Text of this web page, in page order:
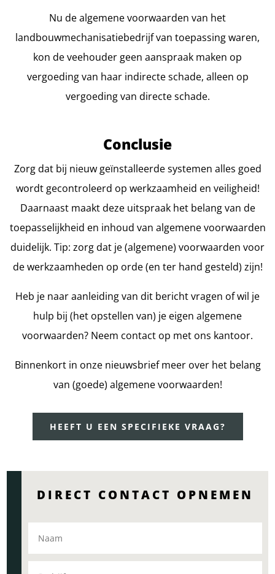
Nu de algemene voorwaarden van het
landbouwmechanisatiebedrijf van toepassing waren,
kon de veehouder geen aanspraak maken op
vergoeding van haar indirecte schade, alleen op
vergoeding van directe schade.
Conclusie
Zorg dat bij nieuw geïnstalleerde systemen alles goed
wordt gecontroleerd op werkzaamheid en veiligheid!
Daarnaast maakt deze uitspraak het belang van de
toepasselijkheid en inhoud van algemene voorwaarden
duidelijk. Tip: zorg dat je (algemene) voorwaarden voor
de werkzaamheden op orde (en ter hand gesteld) zijn!
Heb je naar aanleiding van dit bericht vragen of wil je
hulp bij (het opstellen van) je eigen algemene
voorwaarden? Neem contact op met ons kantoor.
Binnenkort in onze nieuwsbrief meer over het belang
van (goede) algemene voorwaarden!
HEEFT U EEN SPECIFIEKE VRAAG?
DIRECT CONTACT OPNEMEN